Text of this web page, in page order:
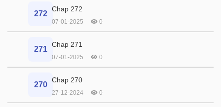
272
Chap 272
07-01-2025 0
271
Chap 271
07-01-2025 0
270
Chap 270
27-12-2024 0